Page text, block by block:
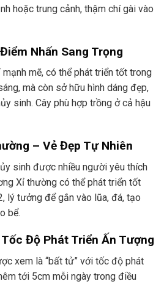
hoặc trung cảnh, thậm chí gài vào
Nhấn Sang Trọng
mẽ, có thể phát triển tốt trong
mà còn sở hữu hình dáng đẹp,
sinh. Cây phù hợp trồng ở cả hậu
– Vẻ Đẹp Tự Nhiên
sinh được nhiều người yêu thích
Xỉ thường có thể phát triển tốt
lý tưởng để gắn vào lũa, đá, tạo
bể.
Độ Phát Triển Ấn Tượng
xem là “bất tử” với tốc độ phát
tới 5cm mỗi ngày trong điều